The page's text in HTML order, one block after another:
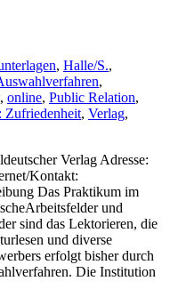
, Halle/S.,
,
, online, Public Relation,
Zufriedenheit, Verlag,
Verlag Adresse:
Kontakt:
Das Praktikum im
und
sind das Lektorieren, die
und diverse
erfolgt bisher durch
Die Institution